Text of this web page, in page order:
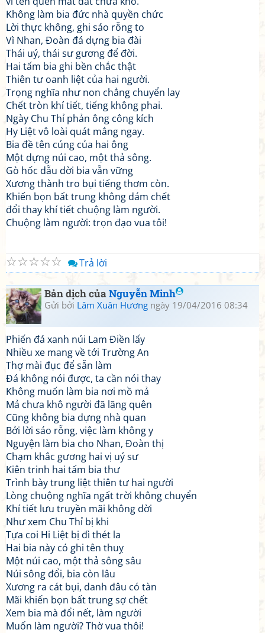
Không làm bia đức nhà quyền chức
Lời thực không, ghi sáo rỗng to
Vì Nhan, Đoàn đá dựng bia đài
Thái uý, thái sư gương để đời.
Hai tấm bia ghi bền chắc thật
Thiên tư oanh liệt của hai người.
Trọng nghĩa như non chẳng chuyển lay
Chết tròn khí tiết, tiếng không phai.
Ngày Chu Thỉ phản ông công kích
Hy Liệt vô loài quát mắng ngay.
Bia đề tên cúng của hai ông
Một dựng núi cao, một thả sông.
Gò hốc dẫu dời bia vẫn vững
Xương thành tro bụi tiếng thơm còn.
Khiến bọn bất trung không dám chết
đổi thay khí tiết chuộng làm người.
Chuộng làm người: trọn đạo vua tôi!
☆
☆
☆
☆
☆ Trả lời
Bản dịch củaNguyễn Minh
Gửi bởi Lâm Xuân Hương ngày 19/04/2016 08:34
Phiến đá xanh núi Lam Điền lấy
Nhiều xe mang về tới Trường An
Thợ mài đục để sẵn làm
Đá không nói được, ta cần nói thay
Không muốn làm bia nơi mồ mả
Mả chưa khô người đã lãng quên
Cũng không bia dựng nhà quan
Bởi lời sáo rỗng, việc làm không y
Nguyện làm bia cho Nhan, Đoàn thị
Chạm khắc gương hai vị uý sư
Kiên trinh hai tấm bia thư
Trình bày trung liệt thiên tư hai người
Lòng chuộng nghĩa ngất trời không chuyển
Khí tiết lưu truyền mãi không dời
Như xem Chu Thỉ bị khi
Tựa coi Hi Liệt bị đì thét la
Hai bia này có ghi tên thuỵ
Một núi cao, một thả sông sâu
Núi sông đổi, bia còn lâu
Xương ra cát bụi, danh đâu có tàn
Mãi khiến bọn bất trung sợ chết
Xem bia mà đổi nết, làm người
Muốn làm người? Thờ vua thôi!